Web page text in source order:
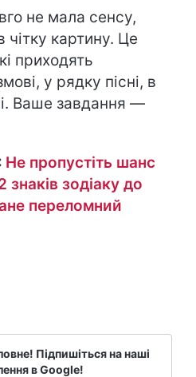
не мала сенсу,
чітку картину. Це
приходять
у рядку пісні, в
Ваше завдання —
Не пропустіть шанс
знаків зодіаку до
переломний
Підпишіться на наші
в Google!